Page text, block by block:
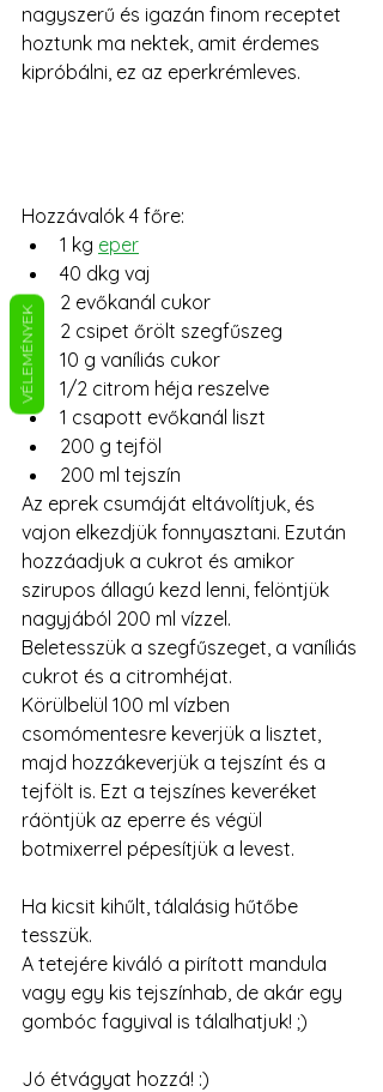
nagyszerű és igazán finom receptet
hoztunk ma nektek, amit érdemes
kipróbálni, ez az eperkrémleves.
Hozzávalók 4 főre:
1 kg eper
40 dkg vaj
2 evőkanál cukor
2 csipet őrölt szegfűszeg
10 g vaníliás cukor
1/2 citrom héja reszelve
1 csapott evőkanál liszt
200 g tejföl
200 ml tejszín
Az eprek csumáját eltávolítjuk, és
vajon elkezdjük fonnyasztani. Ezután
hozzáadjuk a cukrot és amikor
szirupos állagú kezd lenni, felöntjük
nagyjából 200 ml vízzel.
Beletesszük a szegfűszeget, a vaníliás
cukrot és a citromhéjat.
Körülbelül 100 ml vízben
csomómentesre keverjük a lisztet,
majd hozzákeverjük a tejszínt és a
tejfölt is. Ezt a tejszínes keveréket
ráöntjük az eperre és végül
botmixerrel pépesítjük a levest.
Ha kicsit kihűlt, tálalásig hűtőbe
tesszük.
A tetejére kiváló a pirított mandula
vagy egy kis tejszínhab, de akár egy
gombóc fagyival is tálalhatjuk! ;)
Jó étvágyat hozzá! :)
VÉLEMÉNYEK